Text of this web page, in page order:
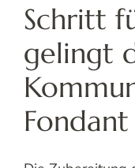
Schritt
gelingt
Fondant